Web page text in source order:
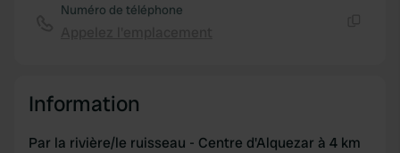
Numéro de téléphone
Information
Par la rivière/le ruisseau - Centre d'Alquezar à 4 km